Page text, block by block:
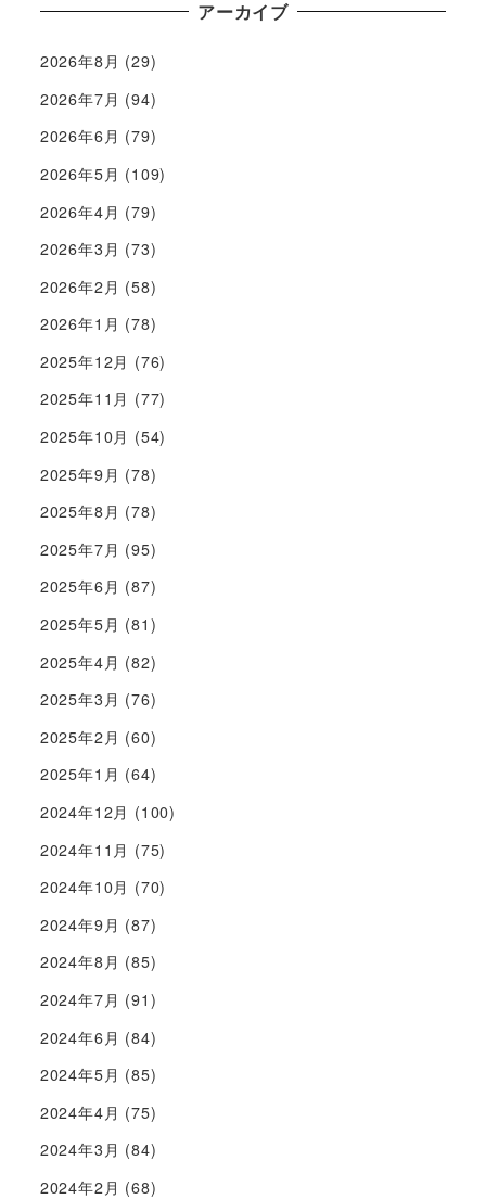
アーカイブ
2026年8月 (29)
2026年7月 (94)
2026年6月 (79)
2026年5月 (109)
2026年4月 (79)
2026年3月 (73)
2026年2月 (58)
2026年1月 (78)
2025年12月 (76)
2025年11月 (77)
2025年10月 (54)
2025年9月 (78)
2025年8月 (78)
2025年7月 (95)
2025年6月 (87)
2025年5月 (81)
2025年4月 (82)
2025年3月 (76)
2025年2月 (60)
2025年1月 (64)
2024年12月 (100)
2024年11月 (75)
2024年10月 (70)
2024年9月 (87)
2024年8月 (85)
2024年7月 (91)
2024年6月 (84)
2024年5月 (85)
2024年4月 (75)
2024年3月 (84)
2024年2月 (68)